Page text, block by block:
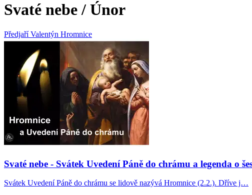
Svaté nebe / Únor
PředjaříValentýn Hromnice
Svaté nebe - Svátek Uvedení Páně do chrámu a legenda o
Svátek Uvedení Páně do chrámu se lidově nazývá Hromnice (2.2.). Dříve j…